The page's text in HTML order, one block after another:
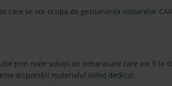
care se vor ocupa de gestionarea viitoarelor
prin noile soluții de debarasare care vor fi la
este disponibil materialul video dedicat.